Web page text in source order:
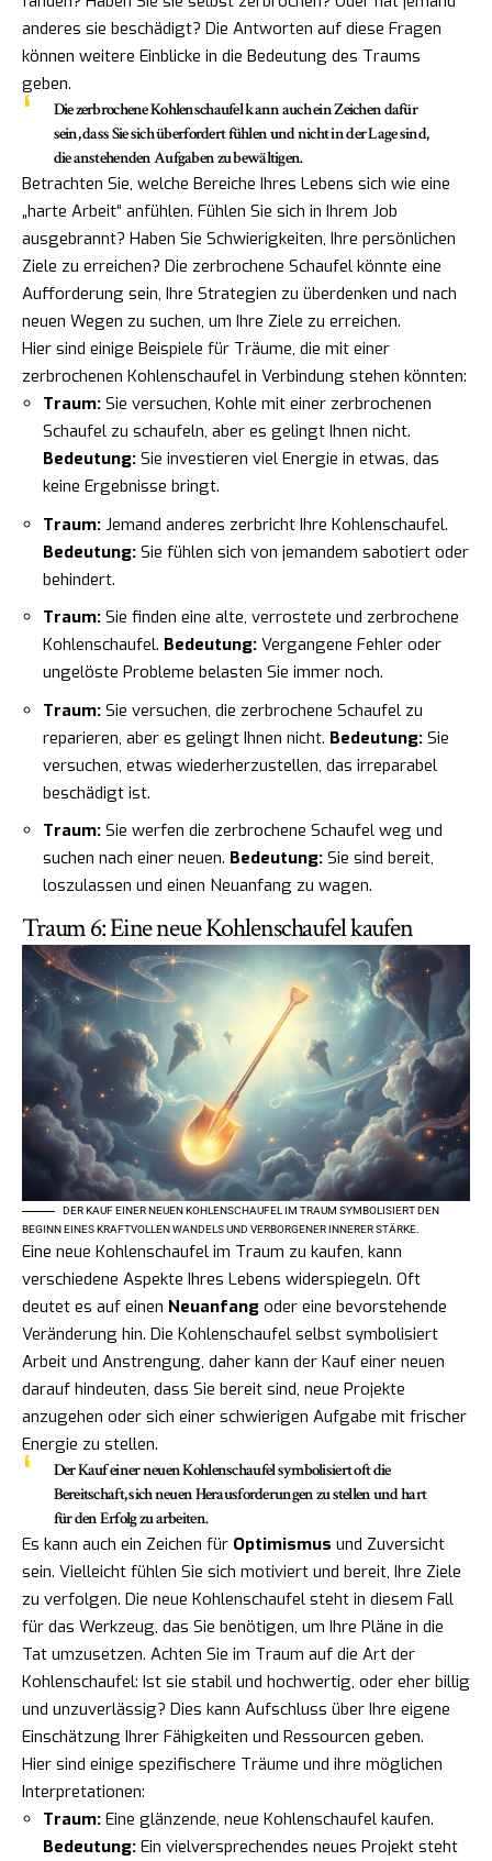
anderes sie beschädigt? Die Antworten auf diese Fragen
können weitere Einblicke in die Bedeutung des Traums
geben.
Die zerbrochene Kohlenschaufel kann auch ein Zeichen dafür
sein, dass Sie sich überfordert fühlen und nicht in der Lage sind,
die anstehenden Aufgaben zu bewältigen.
Betrachten Sie, welche Bereiche Ihres Lebens sich wie eine
„harte Arbeit“ anfühlen. Fühlen Sie sich in Ihrem Job
ausgebrannt? Haben Sie Schwierigkeiten, Ihre persönlichen
Ziele zu erreichen? Die zerbrochene Schaufel könnte eine
Aufforderung sein, Ihre Strategien zu überdenken und nach
neuen Wegen zu suchen, um Ihre Ziele zu erreichen.
Hier sind einige Beispiele für Träume, die mit einer
zerbrochenen Kohlenschaufel in Verbindung stehen könnten:
Traum: Sie versuchen, Kohle mit einer zerbrochenen
Schaufel zu schaufeln, aber es gelingt Ihnen nicht.
Bedeutung: Sie investieren viel Energie in etwas, das
keine Ergebnisse bringt.
Traum: Jemand anderes zerbricht Ihre Kohlenschaufel.
Bedeutung: Sie fühlen sich von jemandem sabotiert oder
behindert.
Traum: Sie finden eine alte, verrostete und zerbrochene
Kohlenschaufel. Bedeutung: Vergangene Fehler oder
ungelöste Probleme belasten Sie immer noch.
Traum: Sie versuchen, die zerbrochene Schaufel zu
reparieren, aber es gelingt Ihnen nicht. Bedeutung: Sie
versuchen, etwas wiederherzustellen, das irreparabel
beschädigt ist.
Traum: Sie werfen die zerbrochene Schaufel weg und
suchen nach einer neuen. Bedeutung: Sie sind bereit,
loszulassen und einen Neuanfang zu wagen.
Traum 6: Eine neue Kohlenschaufel kaufen
DER KAUF EINER NEUEN KOHLENSCHAUFEL IM TRAUM SYMBOLISIERT DEN
BEGINN EINES KRAFTVOLLEN WANDELS UND VERBORGENER INNERER STÄRKE.
Eine neue Kohlenschaufel im Traum zu kaufen, kann
verschiedene Aspekte Ihres Lebens widerspiegeln. Oft
deutet es auf einen Neuanfang oder eine bevorstehende
Veränderung hin. Die Kohlenschaufel selbst symbolisiert
Arbeit und Anstrengung, daher kann der Kauf einer neuen
darauf hindeuten, dass Sie bereit sind, neue Projekte
anzugehen oder sich einer schwierigen Aufgabe mit frischer
Energie zu stellen.
Der Kauf einer neuen Kohlenschaufel symbolisiert oft die
Bereitschaft, sich neuen Herausforderungen zu stellen und hart
für den Erfolg zu arbeiten.
Es kann auch ein Zeichen für Optimismus und Zuversicht
sein. Vielleicht fühlen Sie sich motiviert und bereit, Ihre Ziele
zu verfolgen. Die neue Kohlenschaufel steht in diesem Fall
für das Werkzeug, das Sie benötigen, um Ihre Pläne in die
Tat umzusetzen. Achten Sie im Traum auf die Art der
Kohlenschaufel: Ist sie stabil und hochwertig, oder eher billig
und unzuverlässig? Dies kann Aufschluss über Ihre eigene
Einschätzung Ihrer Fähigkeiten und Ressourcen geben.
Hier sind einige spezifischere Träume und ihre möglichen
Interpretationen:
Traum: Eine glänzende, neue Kohlenschaufel kaufen.
Bedeutung: Ein vielversprechendes neues Projekt steht